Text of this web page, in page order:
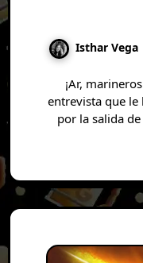
Isthar Vega
¡Ar, marineros de agua dulce! Os traigo la
entrevista que le
por la salida